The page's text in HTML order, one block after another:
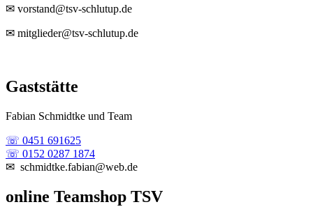
✉ vorstand@tsv-schlutup.de
✉ mitglieder@tsv-schlutup.de
Gaststätte
Fabian Schmidtke und Team
☏ 0451 691625
☏ 0152 0287 1874
✉ schmidtke.fabian@web.de
online Teamshop TSV